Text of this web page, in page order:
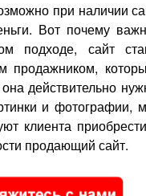
при наличии
Вот почему
подходе, сайт
продажником,
действительно
и фотографии,
клиента
продающий сайт.